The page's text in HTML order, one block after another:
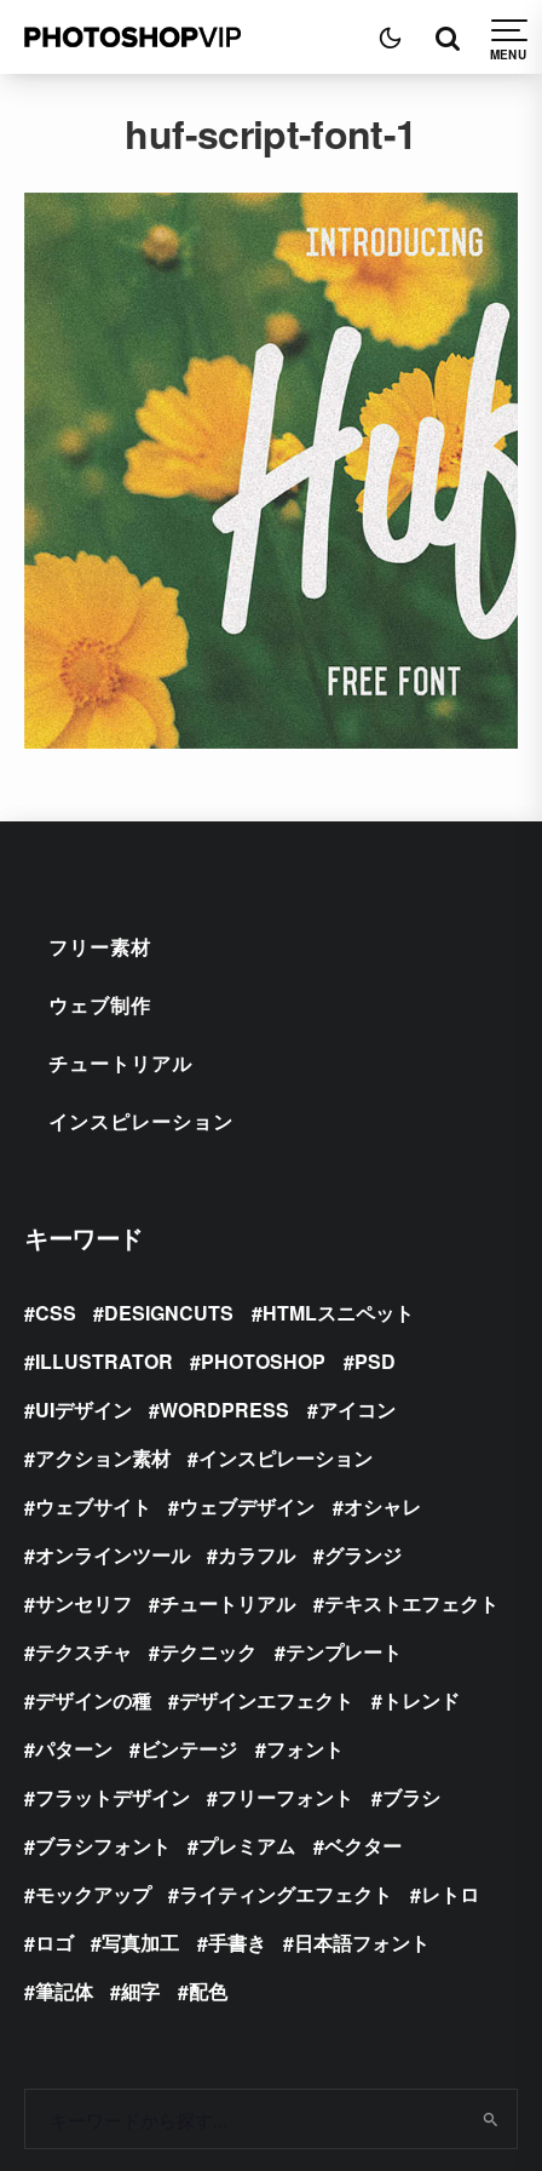
huf-script-font-1
フリー素材
ウェブ制作
チュートリアル
インスピレーション
キーワード
CSS DESIGNCUTS
HTMLスニペット
ILLUSTRATOR
PHOTOSHOP
PSD
UIデザイン
WORDPRESS
アイコン
アクション素材
インスピレーション
ウェブサイト
ウェブデザイン
オシャレ
オンラインツール
カラフル
グランジ
サンセリフ
チュートリアル
テキストエフェクト
テクスチャ
テクニック
テンプレート
デザインの種
デザインエフェクト
トレンド
パターン
ビンテージ
フォント
フラットデザイン
フリーフォント
ブラシ
ブラシフォント
プレミアム
ベクター
モックアップ
ライティングエフェクト
レトロ
ロゴ
写真加工 手書き
日本語フォント
筆記体
細字 配色